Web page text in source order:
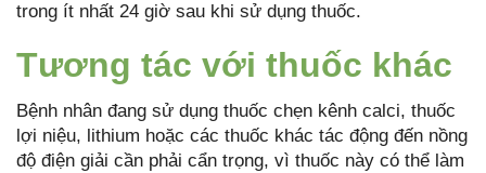
trong ít nhất 24 giờ sau khi sử dụng thuốc.
Tương tác với thuốc khác
Bệnh nhân đang sử dụng thuốc chẹn kênh calci, thuốc
lợi niệu, lithium hoặc các thuốc khác tác động đến nồng
độ điện giải cần phải cẩn trọng, vì thuốc này có thể làm